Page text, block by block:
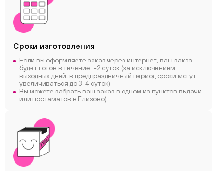
Сроки изготовления
Если вы оформляете заказ через интернет, ваш заказ
будет готов в течение 1-2 суток (за исключением
выходных дней, в предпраздничный период сроки могут
увеличиваться до 3-4 суток)
Вы можете забрать ваш заказ в одном из пунктов выдачи
или постаматов в Елизово)